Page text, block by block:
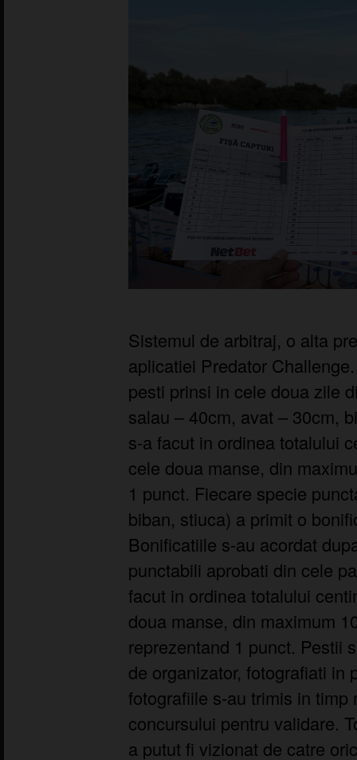
Sistemul de arbitraj, o alta
aplicatiei Predator
pesti prinsi in cele doua zile
salau – 40cm, avat – 30cm,
s-a facut in ordinea totalului
cele doua manse, din
1 punct. Fiecare specie
biban, stiuca) a primit o
Bonificatiile s-au acordat
punctabili aprobati din cele
facut in ordinea totalului
doua manse, din maximum
reprezentand 1 punct. Pestii
de organizator, fotografiati in
fotografiile s-au trimis in
concursului pentru validare.
a putut fi vizionat de catre